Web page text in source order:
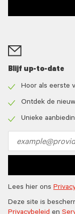
Blijf up-to-date
icon
Hoor als eerste
icon
Ontdek de
Unieke
address
Lees hier ons
Deze site is